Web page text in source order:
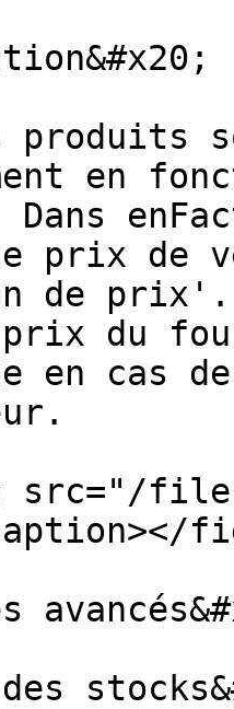
produits
en
prix de
de prix'.
prix du
en cas
files/